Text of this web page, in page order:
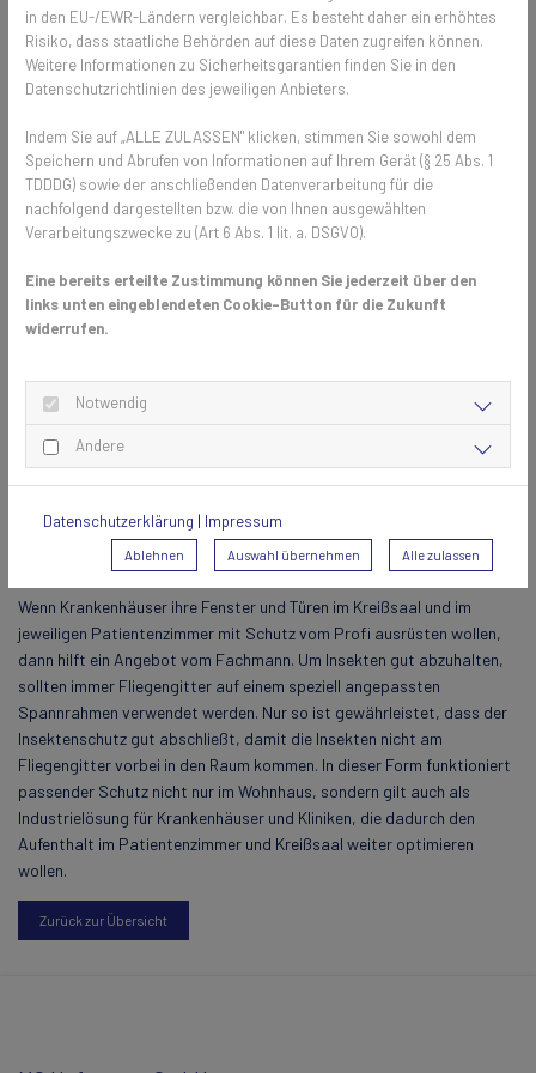
Zurück zur Übersicht
Patientenzimmer verbessern
Die Auswirkung eines guten Insektenschutzes ist nicht nur ein
entspannter Aufenthalt des Patienten über den Tag hinweg, auch in
Fenster oder zu Türen passenden Spannrahmen aufgezogen ist. Es
schützt im Zimmer nicht nur vor Mücken im Sommer, sondern auch vor
Spinnentieren und Käfern, die vor allem in warme Räumlichkeiten
wollen, sobald es draußen kälter wird.
Das sollte bei Insektenschutzgittern
als Industrielösung beachtet werden
und Türen
Auf hochwertiges engmaschiges Gewebe achten, das Mücken
aller Größen abhält
Spannrahmen gewährleisten einfache Reinigung, um
Professioneller Insektenschutz ist gut durchlässig für
Tageslicht und Luft
Wenn Krankenhäuser ihre Fenster und Türen im Kreißsaal und im
jeweiligen Patientenzimmer mit Schutz vom Profi ausrüsten wollen,
dann hilft ein Angebot vom Fachmann. Um Insekten gut abzuhalten,
sollten immer Fliegengitter auf einem speziell angepassten
Spannrahmen verwendet werden. Nur so ist gewährleistet, dass der
Insektenschutz gut abschließt, damit die Insekten nicht am
Fliegengitter vorbei in den Raum kommen. In dieser Form funktioniert
passender Schutz nicht nur im Wohnhaus, sondern gilt auch als
Industrielösung für Krankenhäuser und Kliniken, die dadurch den
Aufenthalt im Patientenzimmer und Kreißsaal weiter optimieren
wollen.
in den EU-/EWR-Ländern vergleichbar. Es besteht daher ein erhöhtes
Risiko, dass staatliche Behörden auf diese Daten zugreifen können.
Weitere Informationen zu Sicherheitsgarantien finden Sie in den
Datenschutzrichtlinien des jeweiligen Anbieters.
Indem Sie auf „ALLE ZULASSEN" klicken, stimmen Sie sowohl dem
Speichern und Abrufen von Informationen auf Ihrem Gerät (§ 25 Abs. 1
TDDDG) sowie der anschließenden Datenverarbeitung für die
nachfolgend dargestellten bzw. die von Ihnen ausgewählten
Verarbeitungszwecke zu (Art 6 Abs. 1 lit. a. DSGVO).
Eine bereits erteilte Zustimmung können Sie jederzeit über den
links unten eingeblendeten Cookie-Button für die Zukunft
widerrufen.
Notwendig
Andere
Datenschutzerklärung | Impressum
Ablehnen Auswahl übernehmen Alle zulassen